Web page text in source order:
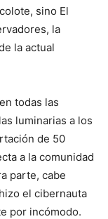
sino El
la
la actual
todas las
luminarias a los
de 50
a la comunidad
parte, cabe
el cibernauta
por incómodo.